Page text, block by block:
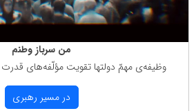
من سرباز وطنم
وظیفه‌ی مهمّ دولتها تقویت مؤلّفه‌های
در مسیر رهبری